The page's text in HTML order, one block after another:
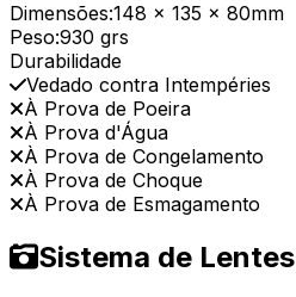
Dimensões:148 x 135 x 80mm
Peso:930 grs
Durabilidade
Vedado contra Intempéries
À Prova de Poeira
À Prova d'Água
À Prova de Congelamento
À Prova de Choque
À Prova de Esmagamento
Sistema de Lentes